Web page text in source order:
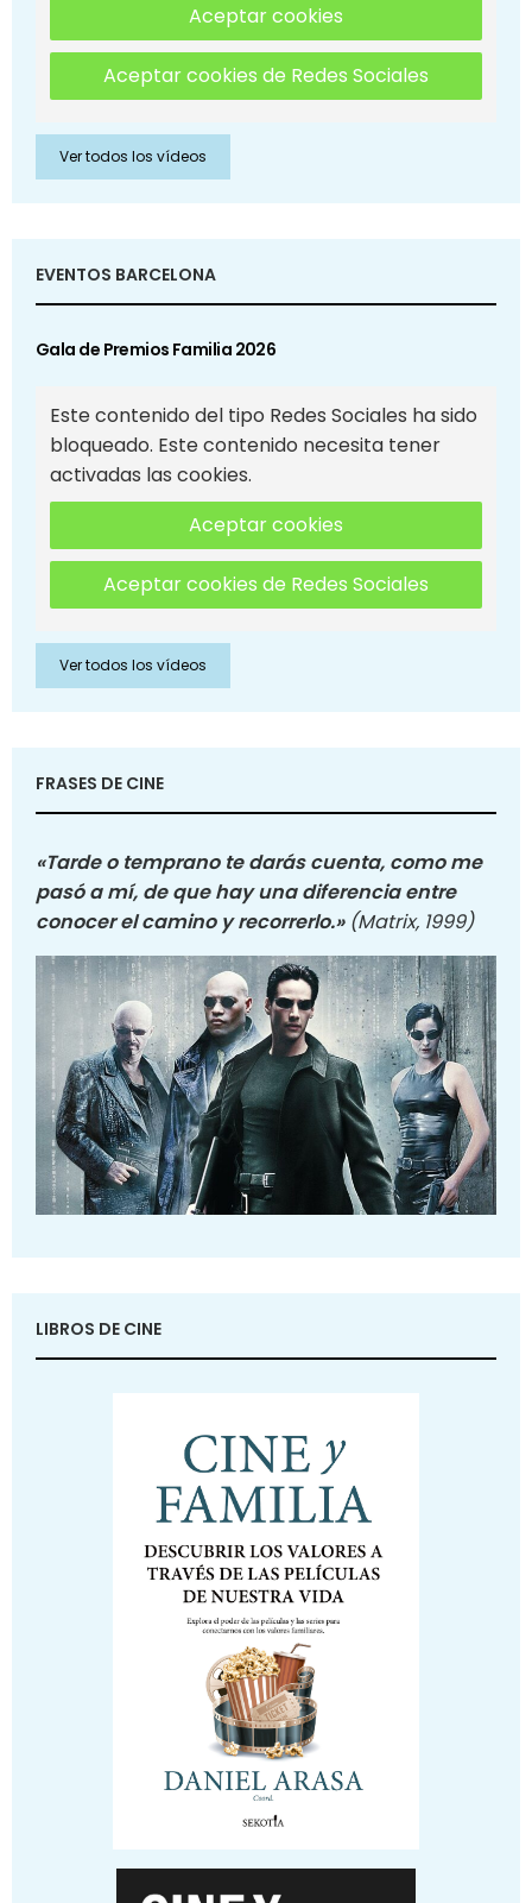
Aceptar cookies
Aceptar cookies de Redes Sociales
Ver todos los vídeos
EVENTOS BARCELONA
Gala de Premios Familia 2026
Este contenido del tipo Redes Sociales ha sido
bloqueado. Este contenido necesita tener
activadas las cookies.
Aceptar cookies
Aceptar cookies de Redes Sociales
Ver todos los vídeos
FRASES DE CINE
«Tarde o temprano te darás cuenta, como me
pasó a mí, de que hay una diferencia entre
conocer el camino y recorrerlo.» (Matrix, 1999)
LIBROS DE CINE